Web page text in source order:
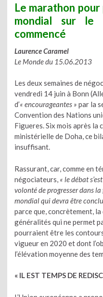
Le marathon
mondial sur le
commencé
Laurence Caramel
Le Monde du 15.06.2013
Les deux semaines de
vendredi 14 juin à Bonn
d’« encourageantes » par la
Convention des Nations
Figueres. Six mois après la
ministérielle de Doha, ce
insuffisant.
Rassurant, car, comme en
négociateurs, « le débat
volonté de progresser dans
mondial qui devra être
parce que, concrètement,
généralités qui ne permet
pourraient être les
vigueur en 2020 et dont
l’élévation moyenne des
« IL EST TEMPS DE